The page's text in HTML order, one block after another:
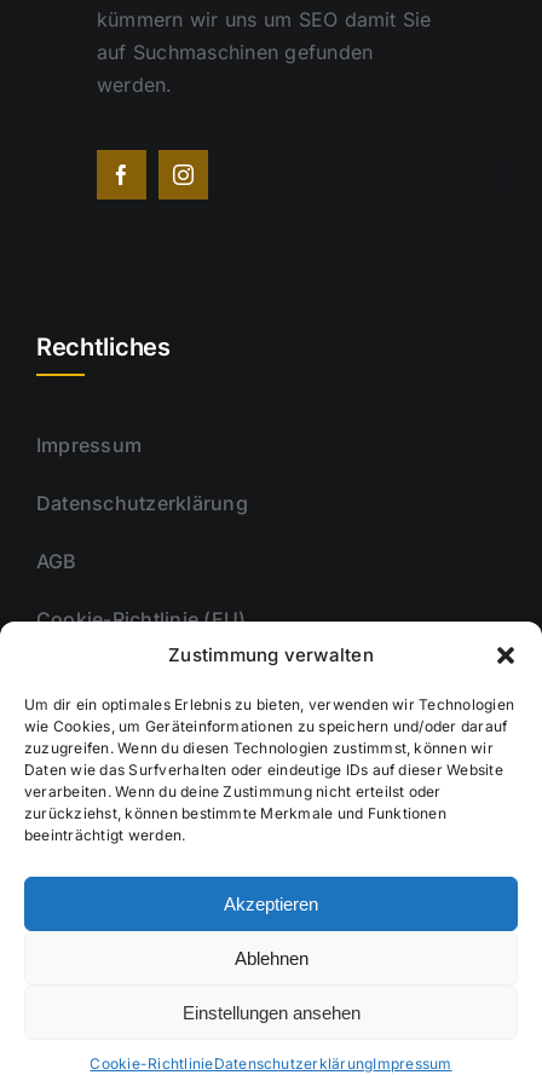
Zustimmung verwalten
Um dir ein optimales Erlebnis zu bieten, verwenden wir Technologien
wie Cookies, um Geräteinformationen zu speichern und/oder darauf
zuzugreifen. Wenn du diesen Technologien zustimmst, können wir
Daten wie das Surfverhalten oder eindeutige IDs auf dieser Website
verarbeiten. Wenn du deine Zustimmung nicht erteilst oder
zurückziehst, können bestimmte Merkmale und Funktionen
beeinträchtigt werden.
Akzeptieren
Ablehnen
Einstellungen ansehen
Cookie-RichtlinieDatenschutzerklärungImpressum
kümmern wir uns um SEO damit Sie
auf Suchmaschinen gefunden
werden.
Rechtliches
Impressum
Datenschutzerklärung
AGB
Cookie-Richtlinie (EU)
Unternehmmen
Kontakt
Agency